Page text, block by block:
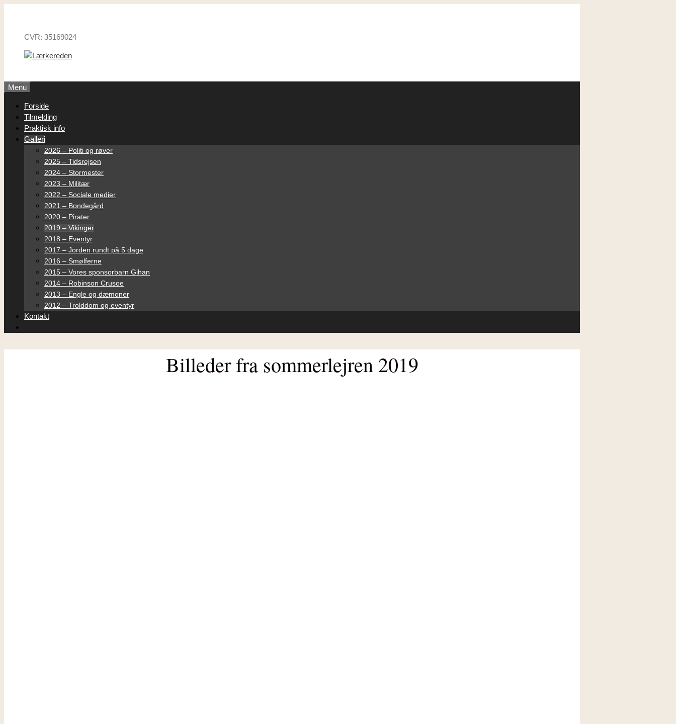
CVR: 35169024
Menu
Forside
Tilmelding
Praktisk info
Galleri
2026 – Politi og røver
2025 – Tidsrejsen
2024 – Stormester
2023 – Militær
2022 – Sociale medier
2021 – Bondegård
2020 – Pirater
2019 – Vikinger
2018 – Eventyr
2017 – Jorden rundt på 5 dage
2016 – Smølferne
2015 – Vores sponsorbarn Gihan
2014 – Robinson Crusoe
2013 – Engle og dæmoner
2012 – Trolddom og eventyr
Kontakt
Billeder fra sommerlejren 2019